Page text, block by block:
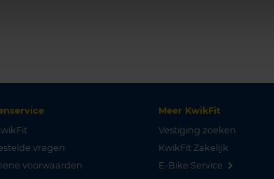
vragen
voorwaarden
Meer KwikFit
Vestiging zoeken
KwikFit Zakelijk
E-Bike Service